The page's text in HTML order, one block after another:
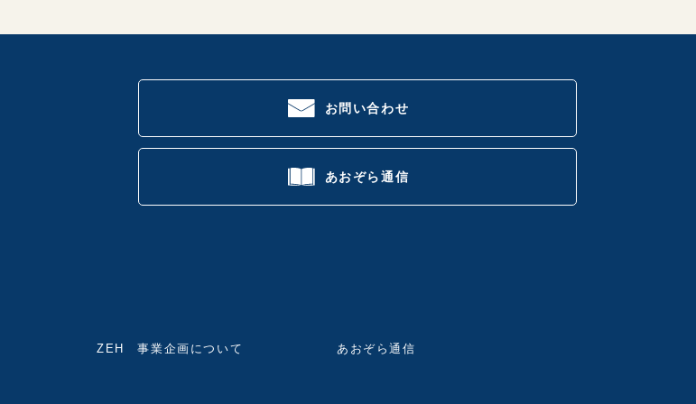
お問い合わせ
あおぞら通信
ZEH 事業企画について あおぞら通信